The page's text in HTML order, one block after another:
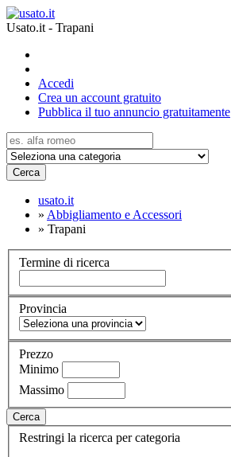
Usato.it - Trapani
Accedi
Crea un account gratuito
Pubblica il tuo annuncio gratuitamente
Cerca
usato.it
» Abbigliamento e Accessori
» Trapani
Termine di ricerca
Provincia
Prezzo
Minimo
Massimo
Cerca
Restringi la ricerca per categoria